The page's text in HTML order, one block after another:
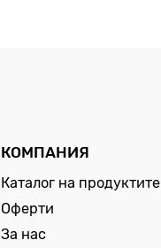
КОМПАНИЯ
Каталог на продуктите
Оферти
За нас